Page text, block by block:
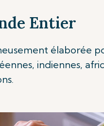
Entier
élaborée
indiennes,